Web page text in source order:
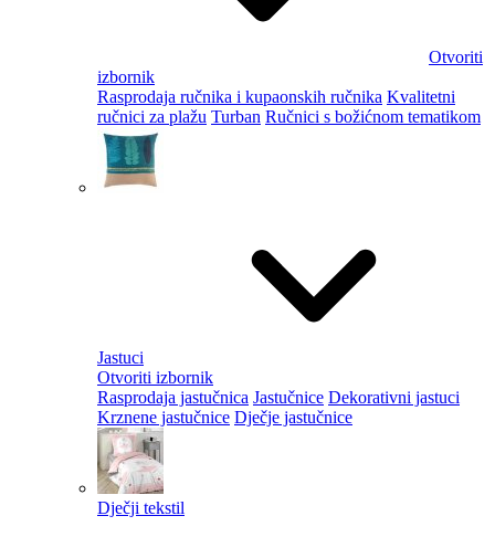
Otvoriti
izbornik
Rasprodaja ručnika i kupaonskih ručnika Kvalitetni
ručnici za plažu Turban Ručnici s božićnom tematikom
Jastuci
Otvoriti izbornik
Rasprodaja jastučnica Jastučnice Dekorativni jastuci
Krznene jastučnice Dječje jastučnice
Dječji tekstil